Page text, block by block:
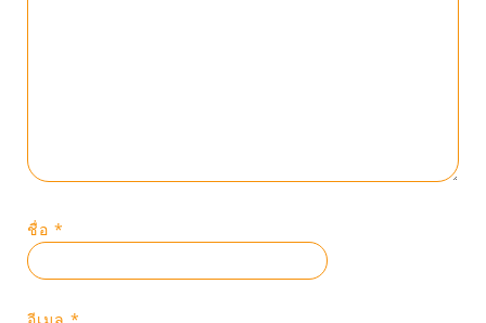
ชื่อ *